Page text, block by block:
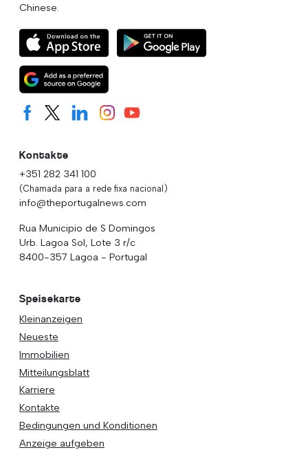
Chinese.
Kontakte
+351 282 341 100
(Chamada para a rede fixa nacional)
info@theportugalnews.com
Rua Municipio de S Domingos
Urb. Lagoa Sol, Lote 3 r/c
8400-357 Lagoa - Portugal
Speisekarte
Kleinanzeigen
Neueste
Immobilien
Mitteilungsblatt
Karriere
Kontakte
Bedingungen und Konditionen
Anzeige aufgeben